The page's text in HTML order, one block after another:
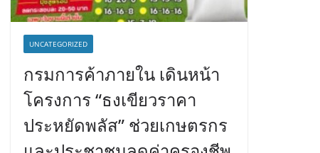
UNCATEGORIZED
กรมการค้าภายใน เดินหน้า
โครงการ “ธงเขียวราคา
ประหยัดพลัส” ช่วยเกษตรกร